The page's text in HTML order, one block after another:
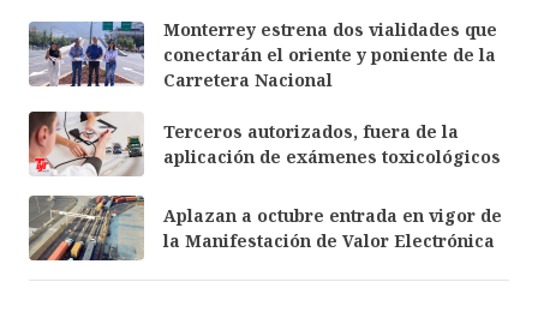
Monterrey estrena dos vialidades que
conectarán el oriente y poniente de la
Carretera Nacional
Terceros autorizados, fuera de la
aplicación de exámenes toxicológicos
Aplazan a octubre entrada en vigor de
la Manifestación de Valor Electrónica